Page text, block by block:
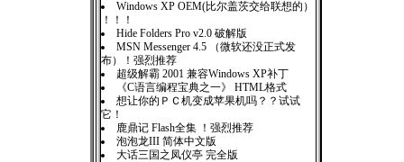
Windows XP OEM(比尔盖茨交给联想的）
！！！
Hide Folders Pro v2.0 破解版
MSN Messenger 4.5 （微软还没正式发
布）！强烈推荐
超级解霸 2001 兼容Windows XP补丁
《C语言编程宝典之一》 HTML格式
想让你的ＰＣ机变成苹果机吗？？试试
它！
鹿鼎记 Flash全集 ！强烈推荐
泡泡龙III 简体中文版
大话三国之凤仪亭 完全版